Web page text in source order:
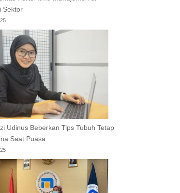
Sektor
Udinus Beberkan Tips Tubuh Tetap
Saat Puasa